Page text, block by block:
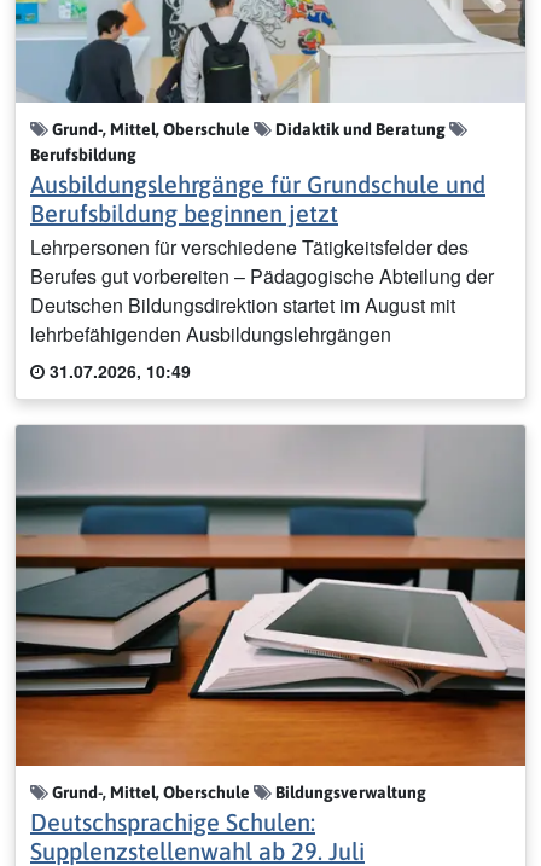
Grund-, Mittel, Oberschule
Didaktik und Beratung
Berufsbildung
Ausbildungslehrgänge für Grundschule und
Berufsbildung beginnen jetzt
Lehrpersonen für verschiedene Tätigkeitsfelder des
Berufes gut vorbereiten – Pädagogische Abteilung der
Deutschen Bildungsdirektion startet im August mit
lehrbefähigenden Ausbildungslehrgängen
31.07.2026, 10:49
Grund-, Mittel, Oberschule Bildungsverwaltung
Deutschsprachige Schulen:
Supplenzstellenwahl ab 29. Juli